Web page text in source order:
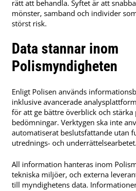
rätt att behandla. Syftet är att
mönster, samband och individer
störst risk.
Data stannar inom
Polismyndigheten
Enligt Polisen används
inklusive avancerade
för att ge bättre överblick och stärka
bedömningar. Verktygen ska inte
automatiserat beslutsfattande utan
utrednings- och underrättelsearbetet.
All information hanteras inom
tekniska miljöer, och externa
till myndighetens data.